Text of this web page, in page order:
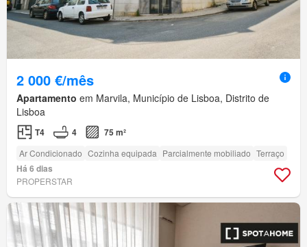
2 000 €/mês
Apartamento em Marvila, Município de Lisboa, Distrito de
Lisboa
T4 4 75 m²
Ar Condicionado Cozinha equipada Parcialmente mobiliado Terraço
Há 6 dias
PROPERSTAR